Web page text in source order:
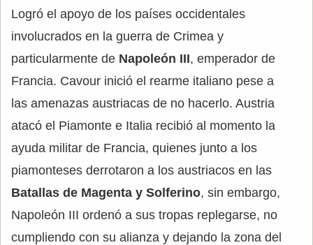
Logró el apoyo de los países occidentales
involucrados en la guerra de Crimea y
particularmente de Napoleón III, emperador de
Francia. Cavour inició el rearme italiano pese a
las amenazas austriacas de no hacerlo. Austria
atacó el Piamonte e Italia recibió al momento la
ayuda militar de Francia, quienes junto a los
piamonteses derrotaron a los austriacos en las
Batallas de Magenta y Solferino, sin embargo,
Napoleón III ordenó a sus tropas replegarse, no
cumpliendo con su alianza y dejando la zona del